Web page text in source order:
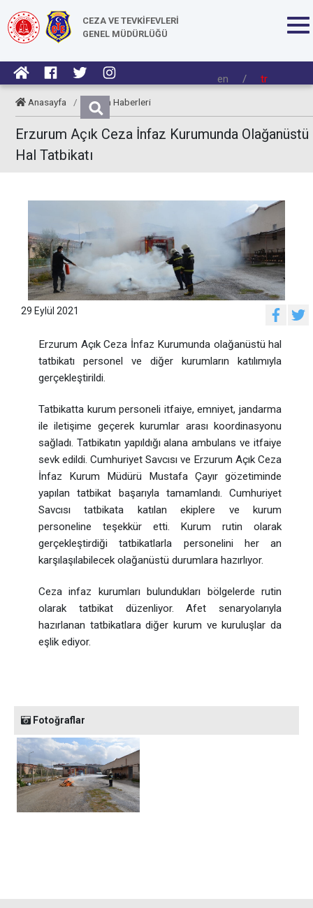
CEZA VE TEVKİFEVLERİ
GENEL MÜDÜRLÜĞÜ
en / tr
Anasayfa / Kurum Haberleri
Erzurum Açık Ceza İnfaz Kurumunda Olağanüstü
Hal Tatbikatı
29 Eylül 2021
Erzurum Açık Ceza İnfaz Kurumunda olağanüstü hal
tatbikatı personel ve diğer kurumların katılımıyla
gerçekleştirildi.
Tatbikatta kurum personeli itfaiye, emniyet, jandarma
ile iletişime geçerek kurumlar arası koordinasyonu
sağladı. Tatbikatın yapıldığı alana ambulans ve itfaiye
sevk edildi. Cumhuriyet Savcısı ve Erzurum Açık Ceza
İnfaz Kurum Müdürü Mustafa Çayır gözetiminde
yapılan tatbikat başarıyla tamamlandı. Cumhuriyet
Savcısı tatbikata katılan ekiplere ve kurum
personeline teşekkür etti. Kurum rutin olarak
gerçekleştirdiği tatbikatlarla personelini her an
karşılaşılabilecek olağanüstü durumlara hazırlıyor.
Ceza infaz kurumları bulundukları bölgelerde rutin
olarak tatbikat düzenliyor. Afet senaryolarıyla
hazırlanan tatbikatlara diğer kurum ve kuruluşlar da
eşlik ediyor.
Fotoğraflar